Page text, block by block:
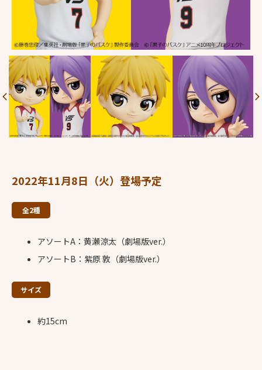
2022年11月8日（火）登場予定
全2種
アソートA：黄瀬涼太（劇場版ver.）
アソートB：紫原 敦（劇場版ver.）
サイズ
約15cm